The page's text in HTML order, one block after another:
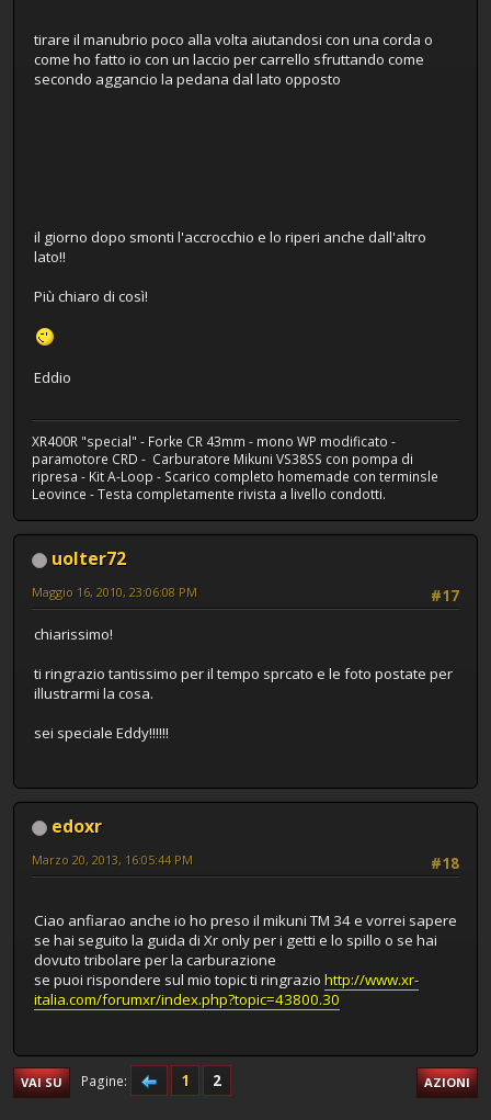
tirare il manubrio poco alla volta aiutandosi con una corda o
come ho fatto io con un laccio per carrello sfruttando come
secondo aggancio la pedana dal lato opposto
il giorno dopo smonti l'accrocchio e lo riperi anche dall'altro
lato!!
Più chiaro di così!
Eddio
XR400R "special" - Forke CR 43mm - mono WP modificato -
paramotore CRD - Carburatore Mikuni VS38SS con pompa di
ripresa - Kit A-Loop - Scarico completo homemade con terminsle
Leovince - Testa completamente rivista a livello condotti.
uolter72
#17
Maggio 16, 2010, 23:06:08 PM
chiarissimo!
ti ringrazio tantissimo per il tempo sprcato e le foto postate per
illustrarmi la cosa.
sei speciale Eddy!!!!!!
edoxr
#18
Marzo 20, 2013, 16:05:44 PM
Ciao anfiarao anche io ho preso il mikuni TM 34 e vorrei sapere
se hai seguito la guida di Xr only per i getti e lo spillo o se hai
dovuto tribolare per la carburazione
se puoi rispondere sul mio topic ti ringrazio http://www.xr-
italia.com/forumxr/index.php?topic=43800.30
VAI SU Pagine 1 2 AZIONI